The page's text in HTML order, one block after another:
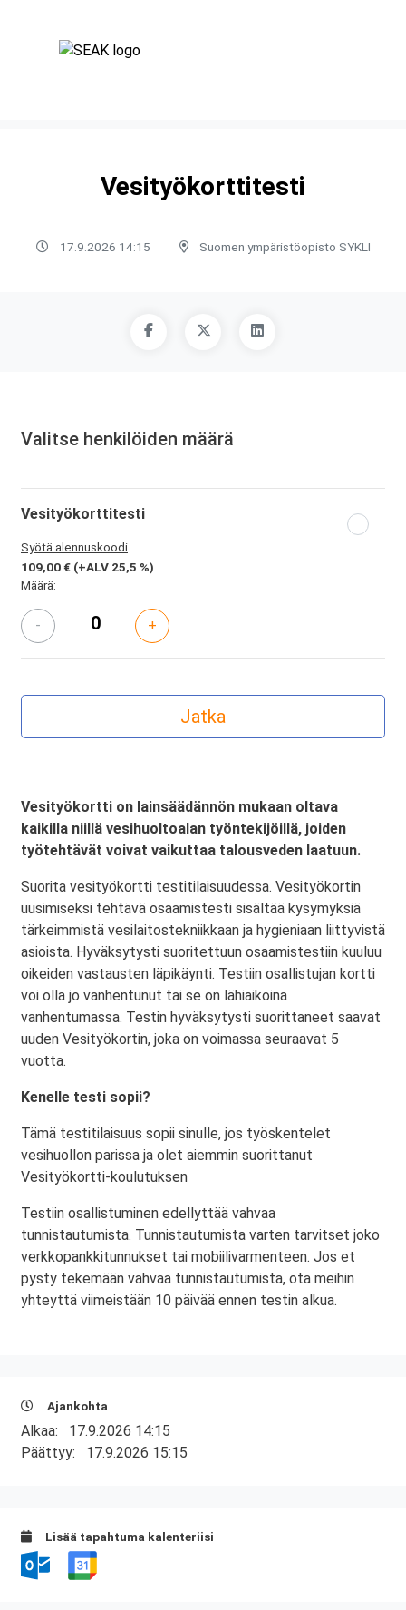
Vesityökorttitesti
17.9.2026 14:15 Suomen ympäristöopisto SYKLI
Valitse henkilöiden määrä
Vesityökorttitesti
Syötä alennuskoodi
109,00 € (+ALV 25,5 %)
Määrä:
- +
Vesityökortti on lainsäädännön mukaan oltava
kaikilla niillä vesihuoltoalan työntekijöillä, joiden
työtehtävät voivat vaikuttaa talousveden laatuun.
Suorita vesityökortti testitilaisuudessa. Vesityökortin
uusimiseksi tehtävä osaamistesti sisältää kysymyksiä
tärkeimmistä vesilaitostekniikkaan ja hygieniaan liittyvistä
asioista. Hyväksytysti suoritettuun osaamistestiin kuuluu
oikeiden vastausten läpikäynti. Testiin osallistujan kortti
voi olla jo vanhentunut tai se on lähiaikoina
vanhentumassa. Testin hyväksytysti suorittaneet saavat
uuden Vesityökortin, joka on voimassa seuraavat 5
vuotta.
Kenelle testi sopii?
Tämä testitilaisuus sopii sinulle, jos työskentelet
vesihuollon parissa ja olet aiemmin suorittanut
Vesityökortti-koulutuksen
Testiin osallistuminen edellyttää vahvaa
tunnistautumista. Tunnistautumista varten tarvitset joko
verkkopankkitunnukset tai mobiilivarmenteen. Jos et
pysty tekemään vahvaa tunnistautumista, ota meihin
yhteyttä viimeistään 10 päivää ennen testin alkua.
Ajankohta
Alkaa: 17.9.2026 14:15
Päättyy: 17.9.2026 15:15
Lisää tapahtuma kalenteriisi